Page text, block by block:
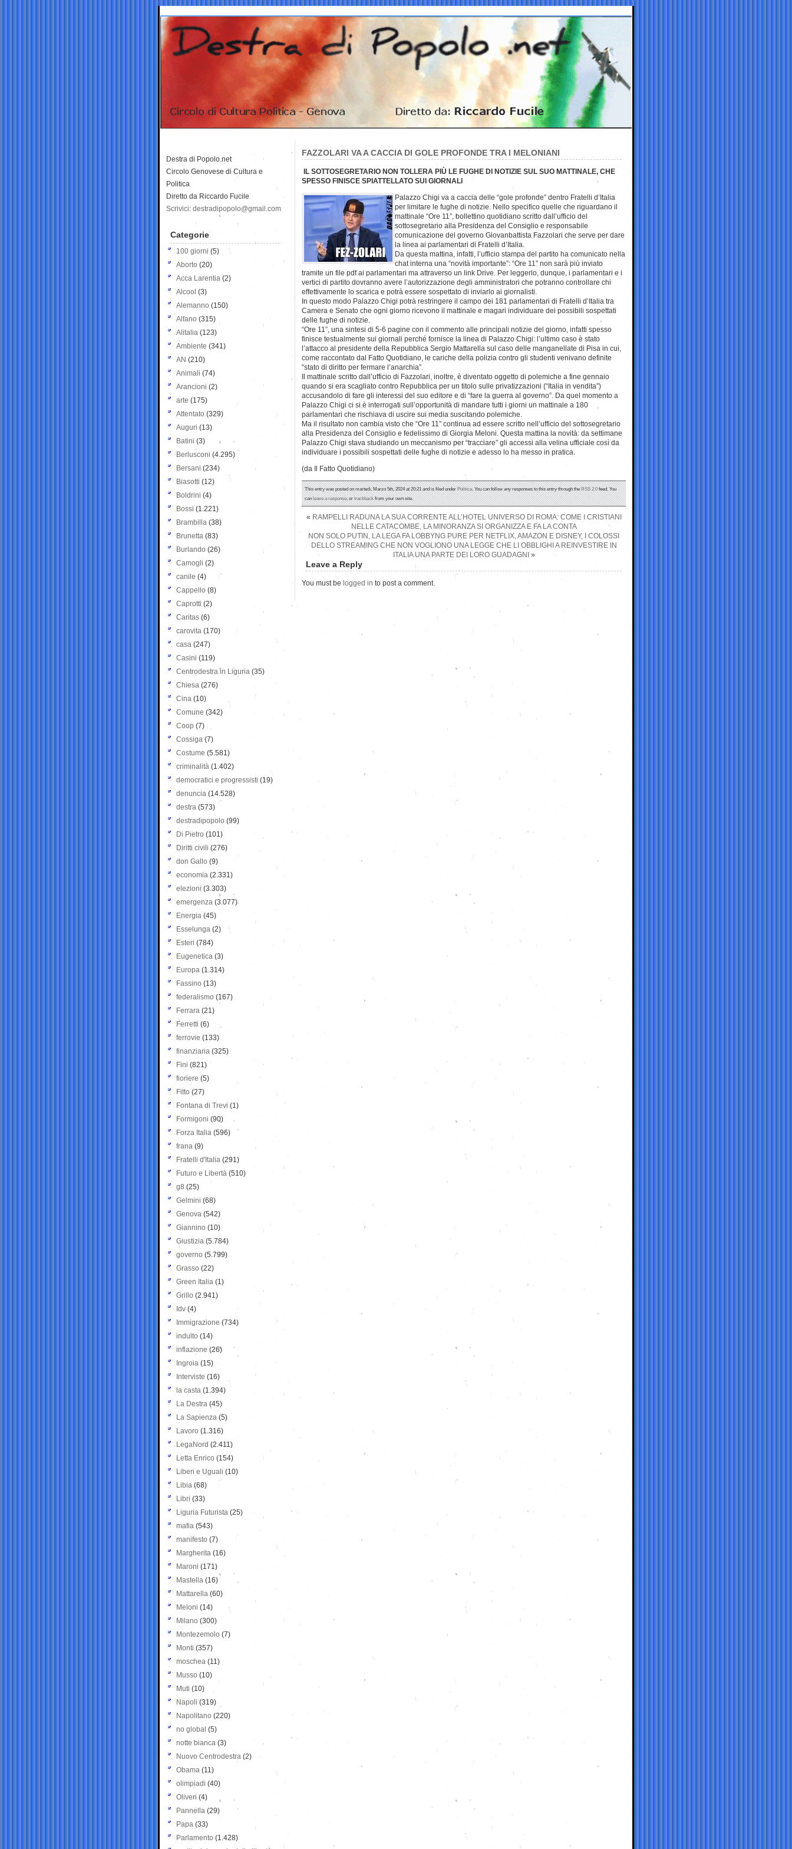
FAZZOLARI VA A CACCIA DI GOLE PROFONDE TRA I MELONIANI
IL SOTTOSEGRETARIO NON TOLLERA PIÙ LE FUGHE DI NOTIZIE SUL SUO MATTINALE, CHE
SPESSO FINISCE SPIATTELLATO SUI GIORNALI
Palazzo Chigi va a caccia delle “gole profonde” dentro Fratelli d’Italia
per limitare le fughe di notizie. Nello specifico quelle che riguardano il
mattinale “Ore 11”, bollettino quotidiano scritto dall’ufficio del
sottosegretario alla Presidenza del Consiglio e responsabile
comunicazione del governo Giovanbattista Fazzolari che serve per dare
la linea ai parlamentari di Fratelli d’Italia.
Da questa mattina, infatti, l’ufficio stampa del partito ha comunicato nella
chat interna una “novità importante”: “Ore 11” non sarà più inviato
tramite un file pdf ai parlamentari ma attraverso un link Drive. Per leggerlo, dunque, i parlamentari e i
vertici di partito dovranno avere l’autorizzazione degli amministratori che potranno controllare chi
effettivamente lo scarica e potrà essere sospettato di inviarlo ai giornalisti.
In questo modo Palazzo Chigi potrà restringere il campo dei 181 parlamentari di Fratelli d’Italia tra
Camera e Senato che ogni giorno ricevono il mattinale e magari individuare dei possibili sospettati
delle fughe di notizie.
“Ore 11”, una sintesi di 5-6 pagine con il commento alle principali notizie del giorno, infatti spesso
finisce testualmente sui giornali perché fornisce la linea di Palazzo Chigi: l’ultimo caso è stato
l’attacco al presidente della Repubblica Sergio Mattarella sul caso delle manganellate di Pisa in cui,
come raccontato dal Fatto Quotidiano, le cariche della polizia contro gli studenti venivano definite
“stato di diritto per fermare l’anarchia”.
Il mattinale scritto dall’ufficio di Fazzolari, inoltre, è diventato oggetto di polemiche a fine gennaio
quando si era scagliato contro Repubblica per un titolo sulle privatizzazioni (“Italia in vendita”)
accusandolo di fare gli interessi del suo editore e di “fare la guerra al governo”. Da quel momento a
Palazzo Chigi ci si è interrogati sull’opportunità di mandare tutti i giorni un mattinale a 180
parlamentari che rischiava di uscire sui media suscitando polemiche.
Ma il risultato non cambia visto che “Ore 11” continua ad essere scritto nell’ufficio del sottosegretario
alla Presidenza del Consiglio e fedelissimo di Giorgia Meloni. Questa mattina la novità: da settimane
Palazzo Chigi stava studiando un meccanismo per “tracciare” gli accessi alla velina ufficiale così da
individuare i possibili sospettati delle fughe di notizie e adesso lo ha messo in pratica.
(da Il Fatto Quotidiano)
This entry was posted on martedì, Marzo 5th, 2024 at 20:21 and is filed underPolitica. You can follow any responses to this entry through theRSS 2.0feed. You
canleave a response, ortrackbackfrom your own site.
« RAMPELLI RADUNA LA SUA CORRENTE ALL’HOTEL UNIVERSO DI ROMA: COME I CRISTIANI
NELLE CATACOMBE, LA MINORANZA SI ORGANIZZA E FA LA CONTA
NON SOLO PUTIN, LA LEGA FA LOBBYNG PURE PER NETFLIX, AMAZON E DISNEY, I COLOSSI
DELLO STREAMING CHE NON VOGLIONO UNA LEGGE CHE LI OBBLIGHI A REINVESTIRE IN
ITALIA UNA PARTE DEI LORO GUADAGNI »
Leave a Reply
You must be logged in to post a comment.
Destra di Popolo.net
Circolo Genovese di Cultura e
Politica
Diretto da Riccardo Fucile
Scrivici: destradipopolo@gmail.com
Categorie
100 giorni (5)
Aborto (20)
Acca Larentia (2)
Alcool (3)
Alemanno (150)
Alfano (315)
Alitalia (123)
Ambiente (341)
AN (210)
Animali (74)
Arancioni (2)
arte (175)
Attentato (329)
Auguri (13)
Batini (3)
Berlusconi (4.295)
Bersani (234)
Biasotti (12)
Boldrini (4)
Bossi (1.221)
Brambilla (38)
Brunetta (83)
Burlando (26)
Camogli (2)
canile (4)
Cappello (8)
Caprotti (2)
Caritas (6)
carovita (170)
casa (247)
Casini (119)
Centrodestra in Liguria (35)
Chiesa (276)
Cina (10)
Comune (342)
Coop (7)
Cossiga (7)
Costume (5.581)
criminalità (1.402)
democratici e progressisti (19)
denuncia (14.528)
destra (573)
destradipopolo (99)
Di Pietro (101)
Diritti civili (276)
don Gallo (9)
economia (2.331)
elezioni (3.303)
emergenza (3.077)
Energia (45)
Esselunga (2)
Esteri (784)
Eugenetica (3)
Europa (1.314)
Fassino (13)
federalismo (167)
Ferrara (21)
Ferretti (6)
ferrovie (133)
finanziaria (325)
Fini (821)
fioriere (5)
Fitto (27)
Fontana di Trevi (1)
Formigoni (90)
Forza Italia (596)
frana (9)
Fratelli d'Italia (291)
Futuro e Libertà (510)
g8 (25)
Gelmini (68)
Genova (542)
Giannino (10)
Giustizia (5.784)
governo (5.799)
Grasso (22)
Green Italia (1)
Grillo (2.941)
Idv (4)
Immigrazione (734)
indulto (14)
inflazione (26)
Ingroia (15)
Interviste (16)
la casta (1.394)
La Destra (45)
La Sapienza (5)
Lavoro (1.316)
LegaNord (2.411)
Letta Enrico (154)
Liberi e Uguali (10)
Libia (68)
Libri (33)
Liguria Futurista (25)
mafia (543)
manifesto (7)
Margherita (16)
Maroni (171)
Mastella (16)
Mattarella (60)
Meloni (14)
Milano (300)
Montezemolo (7)
Monti (357)
moschea (11)
Musso (10)
Muti (10)
Napoli (319)
Napolitano (220)
no global (5)
notte bianca (3)
Nuovo Centrodestra (2)
Obama (11)
olimpiadi (40)
Oliveri (4)
Pannella (29)
Papa (33)
Parlamento (1.428)